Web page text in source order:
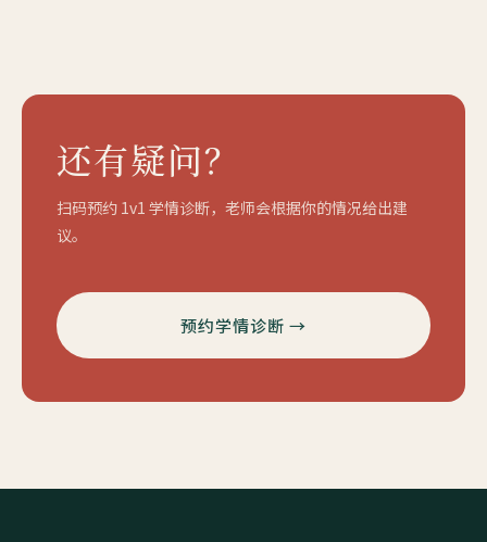
还有疑问？
扫码预约 1v1 学情诊断，老师会根据你的情况给出建
议。
预约学情诊断 →